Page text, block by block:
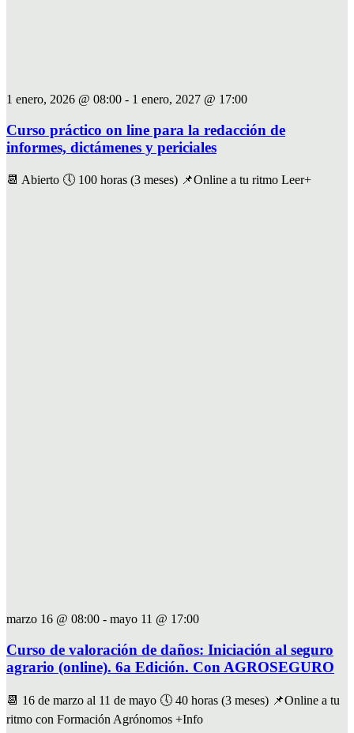
1 enero, 2026 @ 08:00 - 1 enero, 2027 @ 17:00
Curso práctico on line para la redacción de
informes, dictámenes y periciales
📆 Abierto 🕔 100 horas (3 meses) 📌Online a tu ritmo Leer+
marzo 16 @ 08:00 - mayo 11 @ 17:00
Curso de valoración de daños: Iniciación al seguro
agrario (online). 6a Edición. Con AGROSEGURO
📆 16 de marzo al 11 de mayo 🕔 40 horas (3 meses) 📌Online a tu
ritmo con Formación Agrónomos +Info